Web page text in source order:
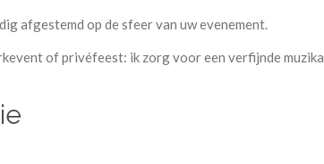
afgestemd op de sfeer van uw evenement.
of privéfeest: ik zorg voor een verfijnde